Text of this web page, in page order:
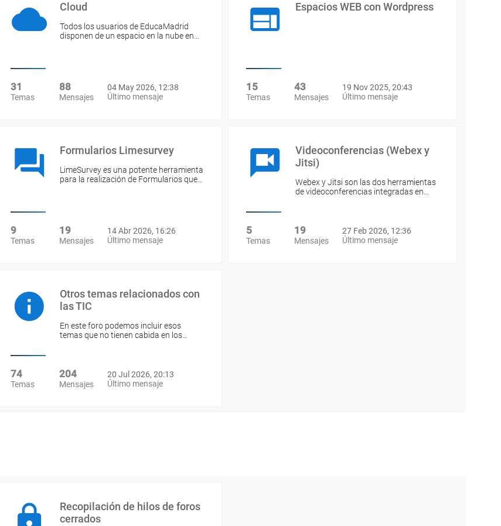
Cloud
Todos los usuarios de EducaMadrid
disponen de un espacio en la nube en…
31
Temas
88
Mensajes
04 May 2026, 12:38
Último mensaje
Espacios WEB con Wordpress
15
Temas
43
Mensajes
19 Nov 2025, 20:43
Último mensaje
Formularios Limesurvey
LimeSurvey es una potente herramienta
para la realización de Formularios que…
9
Temas
19
Mensajes
14 Abr 2026, 16:26
Último mensaje
Videoconferencias (Webex y
Jitsi)
Webex y Jitsi son las dos herramientas
de videoconferencias integradas en…
5
Temas
19
Mensajes
27 Feb 2026, 12:36
Último mensaje
Otros temas relacionados con
las TIC
En este foro podemos incluir esos
temas que no tienen cabida en los…
74
Temas
204
Mensajes
20 Jul 2026, 20:13
Último mensaje
Recopilación de hilos de foros
cerrados